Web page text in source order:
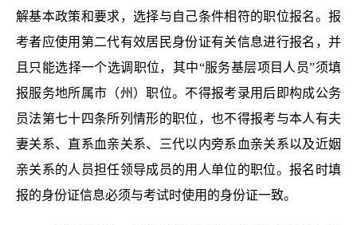
解基本政策和要求，选择与自己条件相符的职位报名。报
考者应使用第二代有效居民身份证有关信息进行报名，并
且只能选择一个选调职位，其中“服务基层项目人员”须填
报服务地所属市（州）职位。不得报考录用后即构成公务
员法第七十四条所列情形的职位，也不得报考与本人有夫
妻关系、直系血亲关系、三代以内旁系血亲关系以及近姻
亲关系的人员担任领导成员的用人单位的职位。报名时填
报的身份证信息必须与考试时使用的身份证一致。